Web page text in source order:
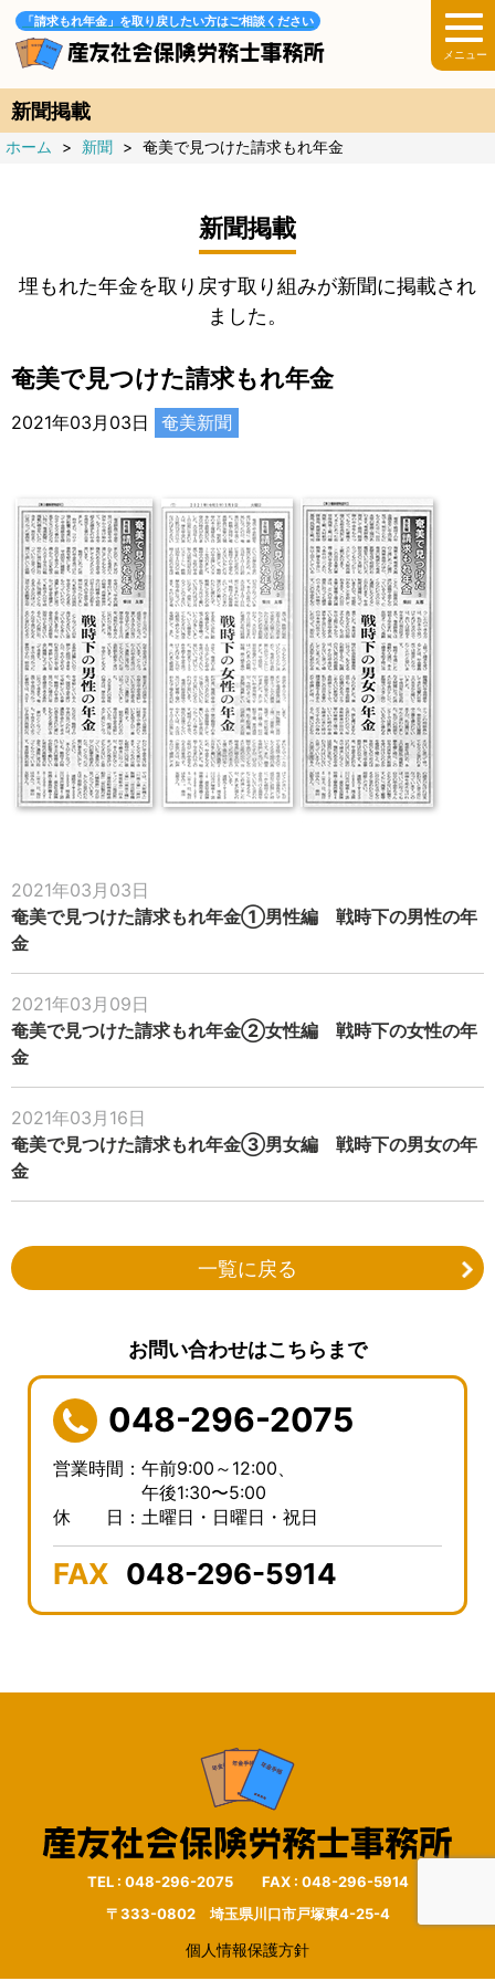
「請求もれ年金」を取り戻したい方はご相談ください
新聞掲載
ホーム > 新聞 > 奄美で見つけた請求もれ年金
新聞掲載
埋もれた年金を取り戻す取り組みが新聞に掲載され
ました。
奄美で見つけた請求もれ年金
2021年03月03日 奄美新聞
2021年03月03日
奄美で見つけた請求もれ年金①男性編 戦時下の男性の年
金
2021年03月09日
奄美で見つけた請求もれ年金②女性編 戦時下の女性の年
金
2021年03月16日
奄美で見つけた請求もれ年金③男女編 戦時下の男女の年
金
一覧に戻る
お問い合わせはこちらまで
048-296-2075
営業時間：午前9:00～12:00、
午後1:30〜5:00
休 日：土曜日・日曜日・祝日
FAX 048-296-5914
TEL : 048-296-2075 FAX : 048-296-5914
〒333-0802 埼玉県川口市戸塚東4-25-4
個人情報保護方針